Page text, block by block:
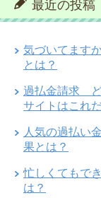
最近の投稿
気づいてます
とは？
過払金請求 ど
サイトはこれだ
人気の過払い
果とは？
忙しくてもで
は？